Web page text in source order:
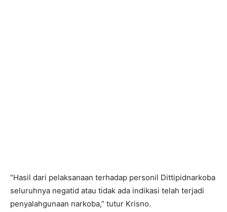
“Hasil dari pelaksanaan terhadap personil Dittipidnarkoba
seluruhnya negatid atau tidak ada indikasi telah terjadi
penyalahgunaan narkoba,” tutur Krisno.